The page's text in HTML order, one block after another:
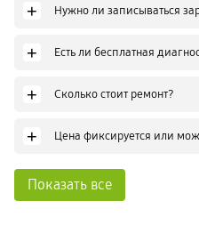
+ Нужно ли записываться
+ Есть ли бесплатная
+ Сколько стоит ремонт?
+ Цена фиксируется или
Показать все